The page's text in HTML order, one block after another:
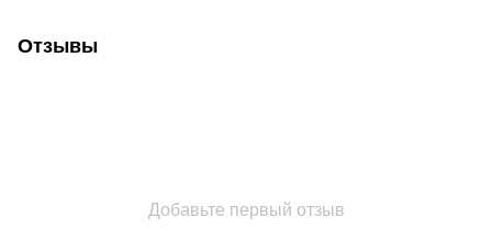
Отзывы
Добавьте первый отзыв